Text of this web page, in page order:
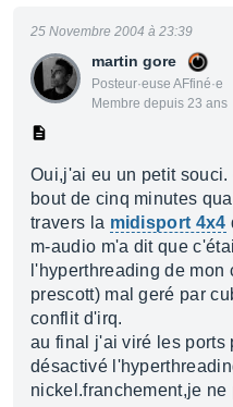
martin gore
Posteur·euse AFfiné·e
Membre depuis 23 ans
25 Novembre 2004 à 23:39
Oui,j'ai eu un petit
bout de cinq minutes
travers la midisport 4x4
m-audio m'a dit que
l'hyperthreading de
prescott) mal geré par
conflit d'irq.
au final j'ai viré les ports
désactivé
nickel.franchement,je